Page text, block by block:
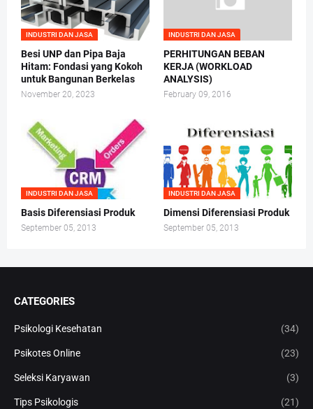
INDUSTRI DAN JASA
Besi UNP dan Pipa Baja
Hitam: Fondasi yang Kokoh
untuk Bangunan Berkelas
November 20, 2023
INDUSTRI DAN JASA
PERHITUNGAN BEBAN
KERJA (WORKLOAD
ANALYSIS)
February 09, 2016
INDUSTRI DAN JASA
Basis Diferensiasi Produk
September 05, 2013
INDUSTRI DAN JASA
Dimensi Diferensiasi Produk
September 05, 2013
CATEGORIES
Psikologi Kesehatan (34)
Psikotes Online (23)
Seleksi Karyawan (3)
Tips Psikologis (21)